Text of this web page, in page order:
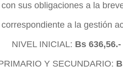
sus obligaciones a la
a la gestión
NIVEL INICIAL: Bs 636,56.-
Y SECUNDARIO: